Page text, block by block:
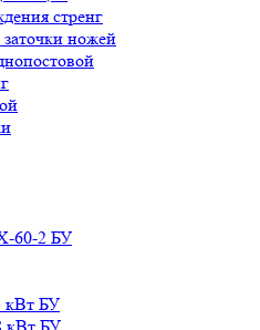
стренг
ножей
60-2 БУ
кВт БУ